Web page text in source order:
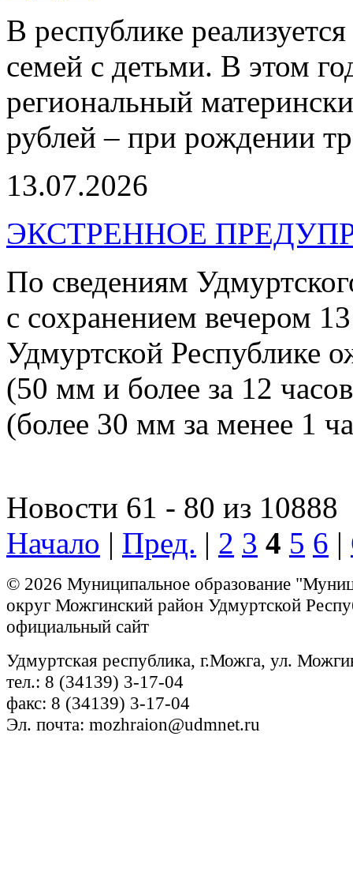
В республике
семей с детьми. В этом
региональный
рублей – при рождении
13.07.2026
ЭКСТРЕННОЕ
По сведениям
с сохранением вечером
Удмуртской Республике
(50 мм и более за 12
(более 30 мм за менее 1
Новости 61 - 80 из 10888
Начало | Пред. | 2 3 4 5 6 |
© 2026 Муниципальное образование
округ Можгинский район Удмуртской
официальный сайт
Удмуртская республика, г.Можга, ул.
тел.: 8 (34139) 3-17-04
факс: 8 (34139) 3-17-04
Эл. почта: mozhraion@udmnet.ru